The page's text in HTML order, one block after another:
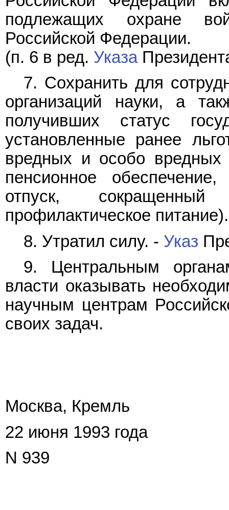
подлежащих охране
Российской Федерации.
(п. 6 в ред. Указа
7. Сохранить для
организаций науки, а
получивших статус
установленные ранее
вредных и особо вредных
пенсионное
отпуск,
профилактическое питание).
8. Утратил силу. - Указ
9. Центральным
власти оказывать
научным центрам
своих задач.
Москва, Кремль
22 июня 1993 года
N 939